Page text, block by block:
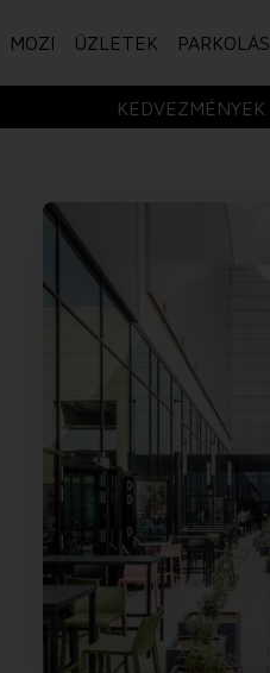
MOZI ÜZLETEK PARKOLÁS
KEDVEZMÉNYEK